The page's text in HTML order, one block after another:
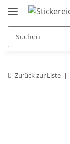
Zurück zur Liste